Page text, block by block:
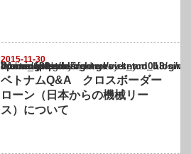
2015-11-30
Warning
: Undefined array key "show_category" in
/home/netst/kuno-cpa.co.jp/public_html/vietnam_blog/wp-content/themes/
on line183
ベトナムQ&A クロスボーダー
ローン（日本からの機械リー
ス）について